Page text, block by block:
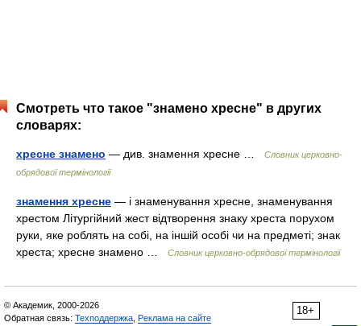
Смотреть что такое "знамено хресне" в других
словарях:
хресне знамено — див. знамення хресне …
Словник церковно-
обрядової термінології
знамення хресне — і знаменування хресне, знаменування
хрестом Літургійний жест відтворення знаку хреста порухом
руки, яке роблять на собі, на іншій особі чи на предметі; знак
хреста; хресне знамено …
Словник церковно-обрядової термінології
18+
© Академик, 2000-2026
Обратная связь: Техподдержка Реклама на сайте